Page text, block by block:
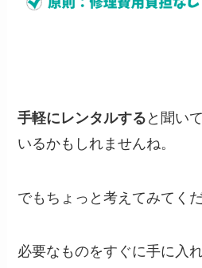
手軽にレンタルする と聞い
いるかもしれませんね。
でもちょっと考えてみてくだ
必要なものをすぐに手に入